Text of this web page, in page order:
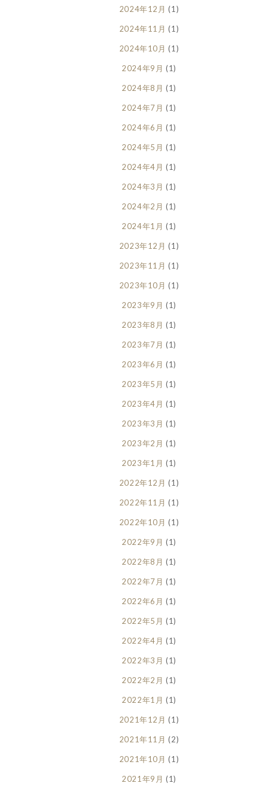
2024年12月 (1)
2024年11月 (1)
2024年10月 (1)
2024年9月 (1)
2024年8月 (1)
2024年7月 (1)
2024年6月 (1)
2024年5月 (1)
2024年4月 (1)
2024年3月 (1)
2024年2月 (1)
2024年1月 (1)
2023年12月 (1)
2023年11月 (1)
2023年10月 (1)
2023年9月 (1)
2023年8月 (1)
2023年7月 (1)
2023年6月 (1)
2023年5月 (1)
2023年4月 (1)
2023年3月 (1)
2023年2月 (1)
2023年1月 (1)
2022年12月 (1)
2022年11月 (1)
2022年10月 (1)
2022年9月 (1)
2022年8月 (1)
2022年7月 (1)
2022年6月 (1)
2022年5月 (1)
2022年4月 (1)
2022年3月 (1)
2022年2月 (1)
2022年1月 (1)
2021年12月 (1)
2021年11月 (2)
2021年10月 (1)
2021年9月 (1)